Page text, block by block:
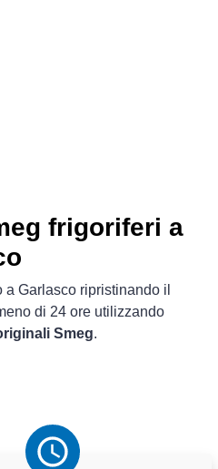
frigoriferi a
a Garlasco ripristinando il
di 24 ore utilizzando
Smeg.